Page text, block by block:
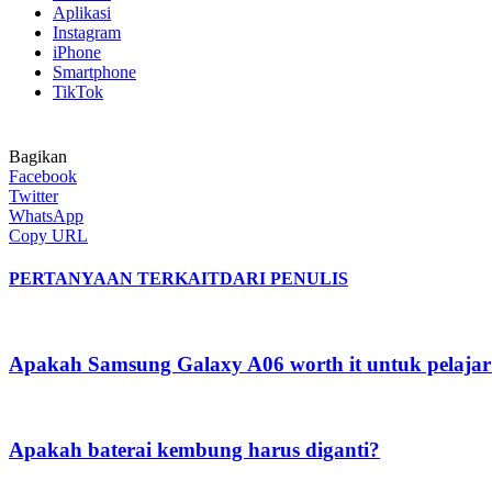
Aplikasi
Instagram
iPhone
Smartphone
TikTok
Bagikan
Facebook
Twitter
WhatsApp
Copy URL
PERTANYAAN TERKAITDARI PENULIS
Apakah Samsung Galaxy A06 worth it untuk
Apakah baterai kembung harus diganti?